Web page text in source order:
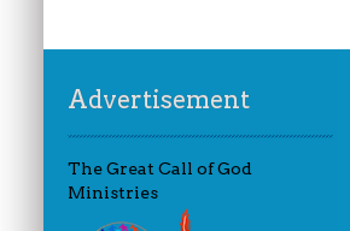
Advertisement
The Great Call of God
Ministries